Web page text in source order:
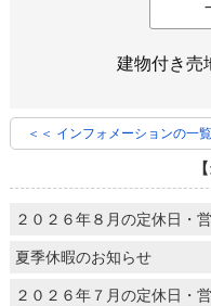
建物付き
＜＜ インフォメーションの一
２０２６年８月の定休日・
夏季休暇のお知らせ
２０２６年７月の定休日・